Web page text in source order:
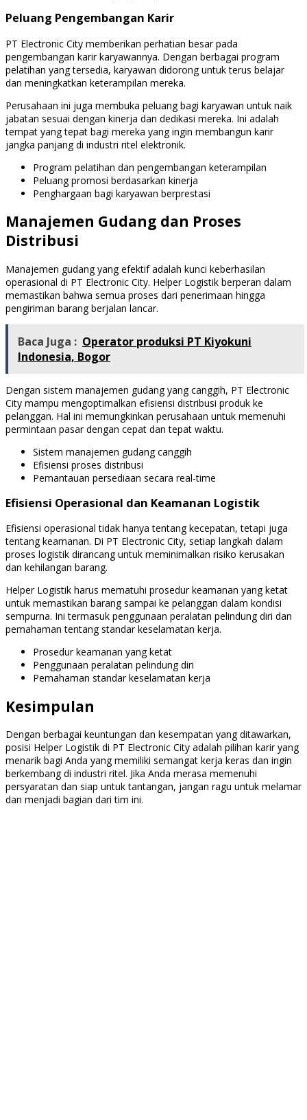
Peluang Pengembangan Karir
PT Electronic City memberikan perhatian besar pada
pengembangan karir karyawannya. Dengan berbagai program
pelatihan yang tersedia, karyawan didorong untuk terus belajar
dan meningkatkan keterampilan mereka.
Perusahaan ini juga membuka peluang bagi karyawan untuk naik
jabatan sesuai dengan kinerja dan dedikasi mereka. Ini adalah
tempat yang tepat bagi mereka yang ingin membangun karir
jangka panjang di industri ritel elektronik.
Program pelatihan dan pengembangan keterampilan
Peluang promosi berdasarkan kinerja
Penghargaan bagi karyawan berprestasi
Manajemen Gudang dan Proses
Distribusi
Manajemen gudang yang efektif adalah kunci keberhasilan
operasional di PT Electronic City. Helper Logistik berperan dalam
memastikan bahwa semua proses dari penerimaan hingga
pengiriman barang berjalan lancar.
Baca Juga : Operator produksi PT Kiyokuni
Indonesia, Bogor
Dengan sistem manajemen gudang yang canggih, PT Electronic
City mampu mengoptimalkan efisiensi distribusi produk ke
pelanggan. Hal ini memungkinkan perusahaan untuk memenuhi
permintaan pasar dengan cepat dan tepat waktu.
Sistem manajemen gudang canggih
Efisiensi proses distribusi
Pemantauan persediaan secara real-time
Efisiensi Operasional dan Keamanan Logistik
Efisiensi operasional tidak hanya tentang kecepatan, tetapi juga
tentang keamanan. Di PT Electronic City, setiap langkah dalam
proses logistik dirancang untuk meminimalkan risiko kerusakan
dan kehilangan barang.
Helper Logistik harus mematuhi prosedur keamanan yang ketat
untuk memastikan barang sampai ke pelanggan dalam kondisi
sempurna. Ini termasuk penggunaan peralatan pelindung diri dan
pemahaman tentang standar keselamatan kerja.
Prosedur keamanan yang ketat
Penggunaan peralatan pelindung diri
Pemahaman standar keselamatan kerja
Kesimpulan
Dengan berbagai keuntungan dan kesempatan yang ditawarkan,
posisi Helper Logistik di PT Electronic City adalah pilihan karir yang
menarik bagi Anda yang memiliki semangat kerja keras dan ingin
berkembang di industri ritel. Jika Anda merasa memenuhi
persyaratan dan siap untuk tantangan, jangan ragu untuk melamar
dan menjadi bagian dari tim ini.